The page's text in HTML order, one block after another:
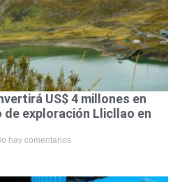
US$ 4 millones en
de exploración Llicllao en
hay comentarios